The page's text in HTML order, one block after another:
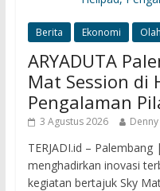
Berita Ekonomi
ARYADUTA
Mat Session di
Pengalaman
3 Agustus 2026 Denny
TERJADI.id –
menghadirkan inovasi
kegiatan bertajuk Sky